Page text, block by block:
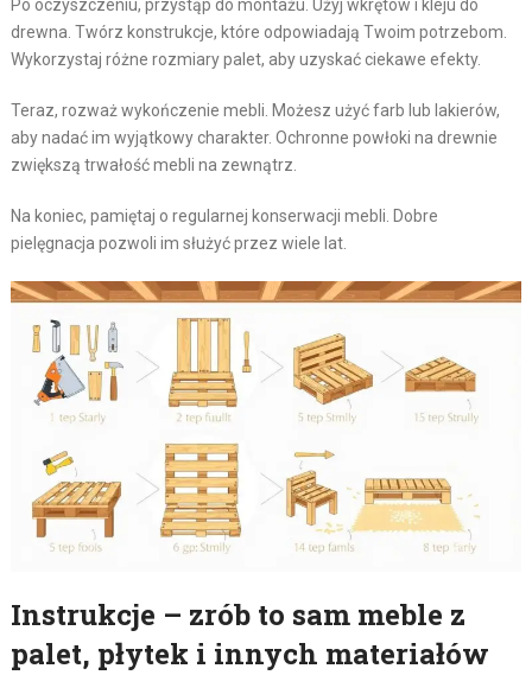
Po oczyszczeniu, przystąp do montażu. Użyj wkrętów i kleju do
drewna. Twórz konstrukcje, które odpowiadają Twoim potrzebom.
Wykorzystaj różne rozmiary palet, aby uzyskać ciekawe efekty.
Teraz, rozważ wykończenie mebli. Możesz użyć farb lub lakierów,
aby nadać im wyjątkowy charakter. Ochronne powłoki na drewnie
zwiększą trwałość mebli na zewnątrz.
Na koniec, pamiętaj o regularnej konserwacji mebli. Dobre
pielęgnacja pozwoli im służyć przez wiele lat.
Instrukcje – zrób to sam meble z
palet, płytek i innych materiałów